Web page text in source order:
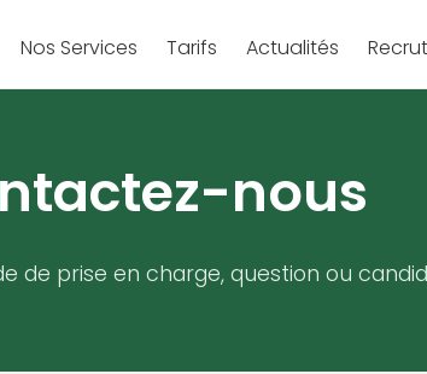
Nos Services Tarifs Actualités
nous
de prise en charge, question ou